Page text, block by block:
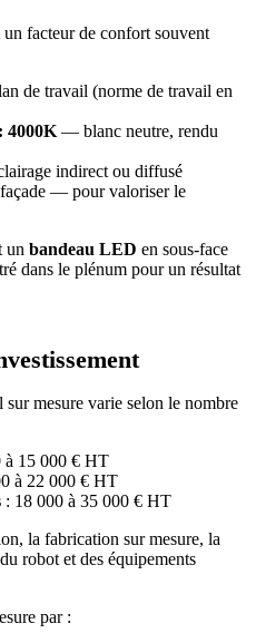
facteur de confort souvent
de travail (norme de travail en
4000K — blanc neutre, rendu
indirect ou diffusé
— pour valoriser le
un bandeau LED en sous-face
dans le plénum pour un résultat
mesure varie selon le nombre
à 15 000 € HT
à 22 000 € HT
: 18 000 à 35 000 € HT
la fabrication sur mesure, la
robot et des équipements
par :